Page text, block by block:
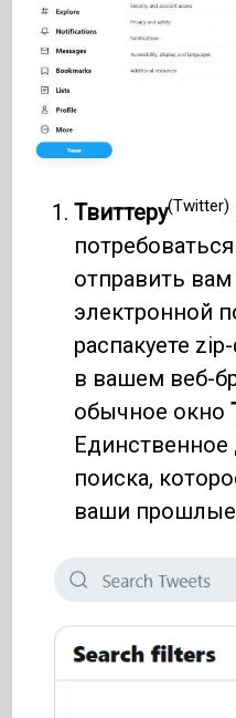
Твиттеру(Twitter)
отправить
электронной
распакуете
в вашем веб-
обычное окно
поиска,
ваши прошлые